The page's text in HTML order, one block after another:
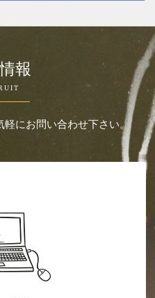
報
にお問い合わせ下さい。